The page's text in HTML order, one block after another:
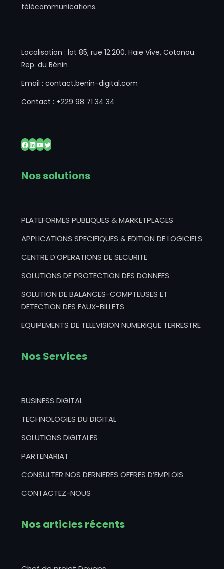
télécommunications.
Localisation : lot 85, rue 12.200. Haie Vive, Cotonou.
Rep. du Bénin
Email : contact.benin-digital.com
Contact : +229 98 71 34 34
Nos solutions
PLATEFORMES PUBLIQUES & MARKETPLACES
APPLICATIONS SPECIFIQUES & EDITION DE LOGICIELS
CENTRE D’OPERATIONS DE SECURITE
SOLUTIONS DE PROTECTION DES DONNEES
SOLUTION DE BALANCES-COMPTEUSES ET
DETECTION DES FAUX-BILLETS
EQUIPEMENTS DE TELEVISION NUMERIQUE TERRESTRE
Nos Services
BUSINESS DIGITAL
TECHNOLOGIES DU DIGITAL
SOLUTIONS DIGITALES
PARTENARIAT
CONSULTER NOS DERNIERES OFFRES D’EMPLOIS
CONTACTEZ-NOUS
Nos articles récents